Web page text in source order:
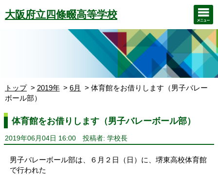
大阪府立四條畷高等学校
トップ 2019年 6月
体育館をお借りします（男子バレー
ボール部）
体育館をお借りします（男子バレーボール部）
2019年06月04日 16:00 投稿者: 学校長
男子バレーボール部は、６月２日（日）に、堺東高校体育館
で行われた